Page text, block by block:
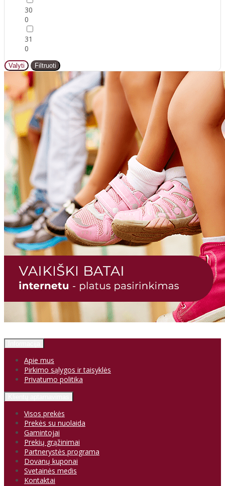
30
0
31
0
Valyti Filtruoti
Apie mus
Pirkimo sąlygos ir taisyklės
Privatumo politika
Visos prekės
Prekės su nuolaida
Gamintojai
Prekių grąžinimai
Partnerystės programa
Dovanų kuponai
Svetainės medis
Kontaktai